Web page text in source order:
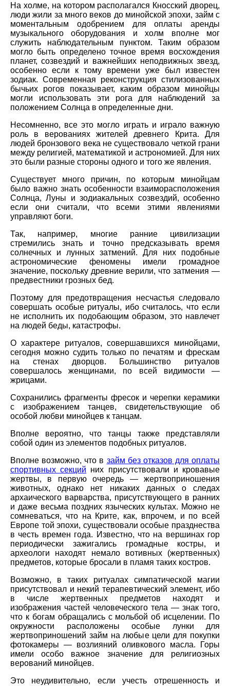
На холме, на котором располагался Кносский дворец,
люди жили за много веков до минойской эпохи, займ с
моментальным одобрением для оплаты аренды
музыкального оборудования и холм вполне мог
служить наблюдательным пунктом. Таким образом
могло быть определено точное время восхождения
планет, созвездий и важнейших неподвижных звезд,
особенно если к тому времени уже был известен
зодиак. Современная реконструкция стилизованных
бычьих рогов показывает, каким образом минойцы
могли использовать эти рога для наблюдений за
положением Солнца в определенные дни.
Несомненно, все это могло играть и играло важную
роль в верованиях жителей древнего Крита. Для
людей бронзового века не существовало четкой грани
между религией, математикой и астрономией. Для них
это были разные стороны одного и того же явления.
Существует много причин, по которым минойцам
было важно знать особенности взаиморасположения
Солнца, Луны и зодиакальных созвездий, особенно
если они считали, что всеми этими явлениями
управляют боги.
Так, например, многие ранние цивилизации
стремились знать и точно предсказывать время
солнечных и лунных затмений. Для них подобные
астрономические феномены имели громадное
значение, поскольку древние верили, что затмения —
предвестники грозных бед.
Поэтому для предотвращения несчастья следовало
совершать особые ритуалы, ибо считалось, что если
не исполнить их подобающим образом, это навлечет
на людей беды, катастрофы.
О характере ритуалов, совершавшихся минойцами,
сегодня можно судить только по печатям и фрескам
на стенах дворцов. Большинство ритуалов
совершалось женщинами, по всей видимости —
жрицами.
Сохранились фрагменты фресок и черепки керамики
с изображением танцев, свидетельствующие об
особой любви минойцев к танцам.
Вполне вероятно, что танцы также представляли
собой один из элементов подобных ритуалов.
Вполне возможно, что в займ без отказов для оплаты
спортивных секций них присутствовали и кровавые
жертвы, в первую очередь — жертвоприношения
животных, однако нет никаких данных о следах
архаического варварства, присутствующего в ранних
и даже весьма поздних языческих культах. Можно не
сомневаться, что на Крите, как, впрочем, и по всей
Европе той эпохи, существовали особые празднества
в честь времен года. Известно, что на вершинах гор
периодически зажигались громадные костры, и
археологи находят немало вотивных (жертвенных)
предметов, которые бросали в пламя таких костров.
Возможно, в таких ритуалах симпатической магии
присутствовал и некий терапевтический элемент, ибо
в числе жертвенных предметов находят и
изображения частей человеческого тела — знак того,
что к богам обращались с мольбой об исцелении. По
окружности расположены особые лунки для
жертвоприношений займ на любые цели для покупки
фотокамеры — возлияний оливкового масла. Горы
имели особо важное значение для религиозных
верований минойцев.
Это неудивительно, если учесть отрешенность и